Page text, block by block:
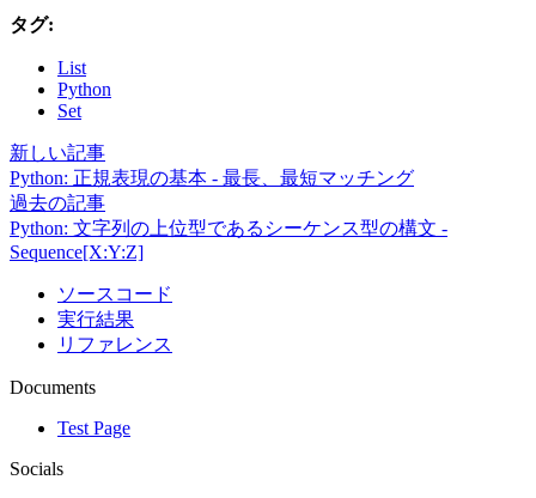
タグ:
List
Python
Set
新しい記事
Python: 正規表現の基本 - 最長、最短マッチング
過去の記事
Python: 文字列の上位型であるシーケンス型の構文 -
Sequence[X:Y:Z]
ソースコード
実行結果
リファレンス
Documents
Test Page
Socials